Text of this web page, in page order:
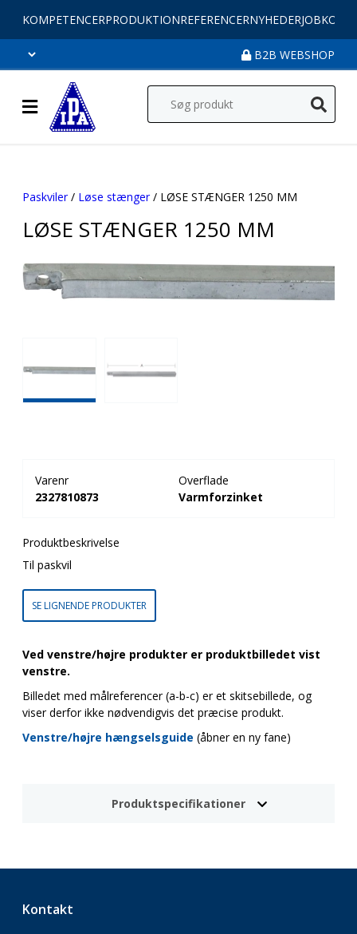
KOMPETENCERPRODUKTIONREFERENCERNYHEDERJOB
B2B WEBSHOP
Paskviler/ Løse stænger/ LØSE STÆNGER 1250 MM
LØSE STÆNGER 1250 MM
Varenr
2327810873
Overflade
Varmforzinket
Produktbeskrivelse
Til paskvil
SE LIGNENDE PRODUKTER
Ved venstre/højre produkter er produktbilledet vist
venstre.
Billedet med målreferencer (a-b-c) er et skitsebillede, og
viser derfor ikke nødvendigvis det præcise produkt.
Venstre/højre hængselsguide (åbner en ny fane)
Produktspecifikationer
Kontakt